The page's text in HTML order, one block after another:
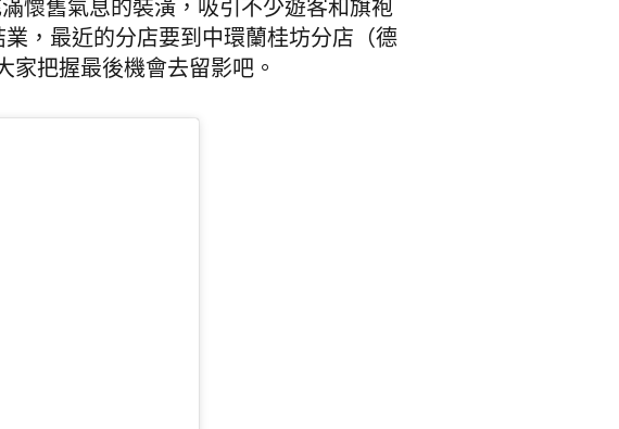
懷舊氣息的裝潢，吸引不少遊客和旗袍
，最近的分店要到中環蘭桂坊分店（德
家把握最後機會去留影吧。